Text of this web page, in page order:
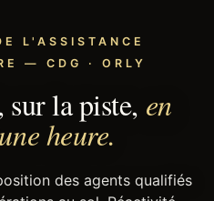
L'ASSISTANCE
— CDG · ORLY
la piste, en
heure.
des agents qualifiés